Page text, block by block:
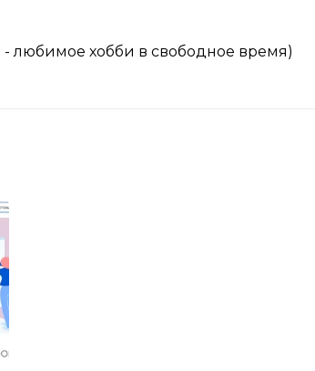
любимое хобби в свободное время)